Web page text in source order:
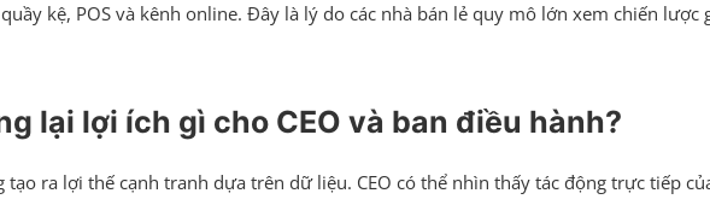
kệ, POS và kênh online. Đây là lý do các nhà bán lẻ quy mô lớn xem chiến
lại lợi ích gì cho CEO và ban điều hành?
tạo ra lợi thế cạnh tranh dựa trên dữ liệu. CEO có thể nhìn thấy tác động trực tiếp